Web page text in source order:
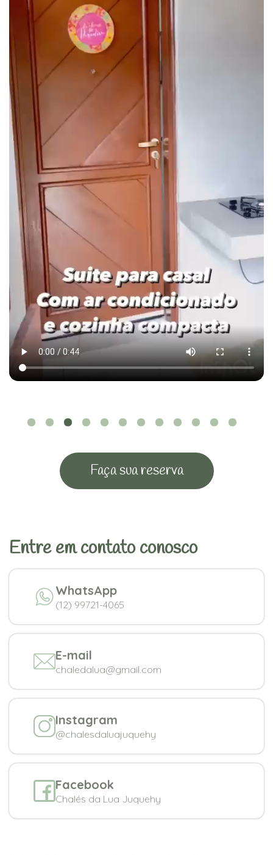
Faça sua reserva
Entre em contato conosco
WhatsApp
(12) 99721-4065
E-mail
chaledalua@gmail.com
Instagram
@chalesdaluajuquehy
Facebook
Chalés da Lua Juquehy